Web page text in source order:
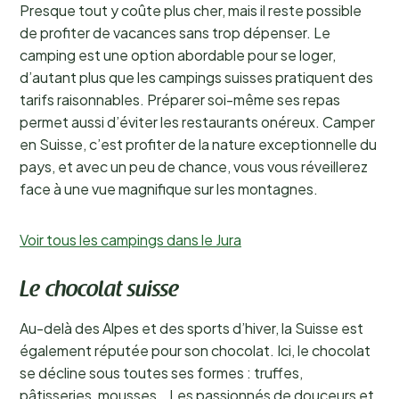
Presque tout y coûte plus cher, mais il reste possible
de profiter de vacances sans trop dépenser. Le
camping est une option abordable pour se loger,
d’autant plus que les campings suisses pratiquent des
tarifs raisonnables. Préparer soi-même ses repas
permet aussi d’éviter les restaurants onéreux. Camper
en Suisse, c’est profiter de la nature exceptionnelle du
pays, et avec un peu de chance, vous vous réveillerez
face à une vue magnifique sur les montagnes.
Voir tous les campings dans le Jura
Le chocolat suisse
Au-delà des Alpes et des sports d’hiver, la Suisse est
également réputée pour son chocolat. Ici, le chocolat
se décline sous toutes ses formes : truffes,
pâtisseries, mousses… Les passionnés de douceurs et